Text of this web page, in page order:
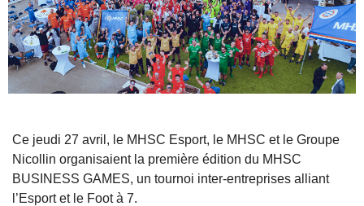
Ce jeudi 27 avril, le MHSC Esport, le MHSC et le Groupe
Nicollin organisaient la première édition du MHSC
BUSINESS GAMES, un tournoi inter-entreprises alliant
l’Esport et le Foot à 7.